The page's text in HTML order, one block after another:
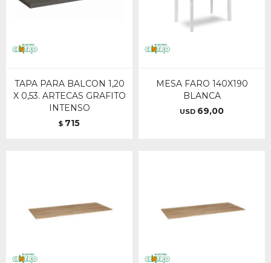
TAPA PARA BALCON 1,20
X 0,53. ARTECAS GRAFITO
INTENSO
$ 715
MESA FARO 140X190
BLANCA
USD 69,00